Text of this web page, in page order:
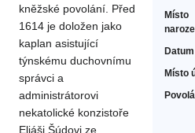
Místo
Místo
kněžské povolání. Před
1614 je doložen jako
kaplan asistující
týnskému duchovnímu
správci a
administrátorovi
nekatolické konzistoře
Eliáši Šúdovi ze